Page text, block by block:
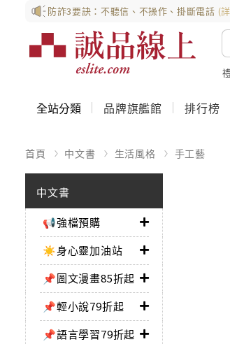
防詐3要訣：不聽信、不操作、掛斷電話 (
全站分類 品牌旗艦館 排行榜
首頁 中文書 生活風格 手工藝
中文書
📢強檔預購
☀️身心靈加油站
📌圖文漫畫85折起
📌輕小說79折起
📌語言學習79折起